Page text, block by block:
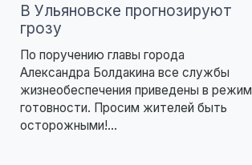
В Ульяновске прогнозируют
грозу
По поручению главы города
Александра Болдакина все службы
жизнеобеспечения приведены в режим
готовности. Просим жителей быть
осторожными!...